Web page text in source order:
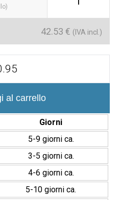
42.53 € (IVA incl.)
al carrello
Giorni
5-9 giorni ca.
3-5 giorni ca.
4-6 giorni ca.
5-10 giorni ca.